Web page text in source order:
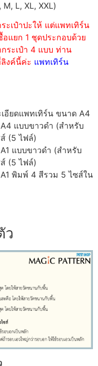
L, XL, XXL)
ะเป๋าปะให้ แต่แพทเทิร์น
อแยก 1 ชุดประกอบด้วย
ระเป๋า 4 แบบ ท่าน
งค์นี้ค่ะ แพทเทิร์น
อียดแพทเทิร์น ขนาด A4
แบบขาวดำ (สำหรับ
(5 ไฟล์)
แบบขาวดำ (สำหรับ
(5 ไฟล์)
พิมพ์ 4 สีรวม 5 ไซส์ใน
ว